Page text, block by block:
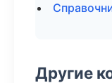
Другие